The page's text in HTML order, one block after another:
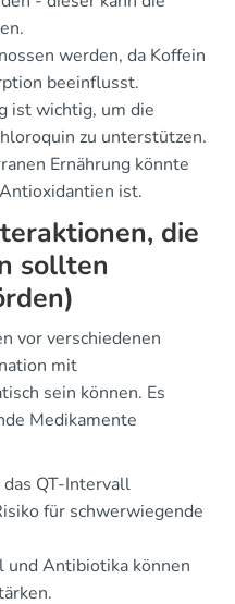
werden, da Koffein
beeinflusst.
ist wichtig, um die
zu unterstützen.
Ernährung könnte
ist.
die
sollten
vor verschiedenen
mit
sein können. Es
Medikamente
QT-Intervall
für schwerwiegende
Antibiotika können